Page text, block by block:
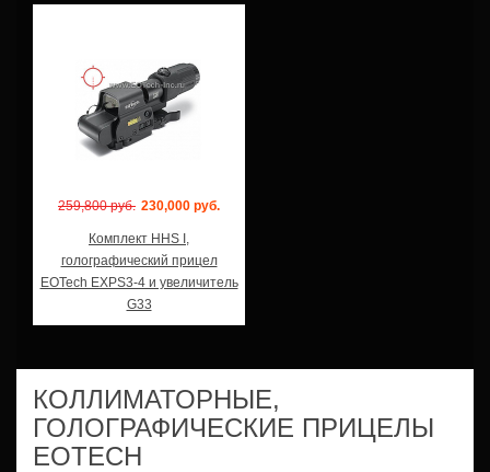
259,800 руб. 230,000 руб.
Комплект HHS I,
голографический прицел
EOTech EXPS3-4 и увеличитель
G33
КОЛЛИМАТОРНЫЕ,
ГОЛОГРАФИЧЕСКИЕ ПРИЦЕЛЫ
EOTECH